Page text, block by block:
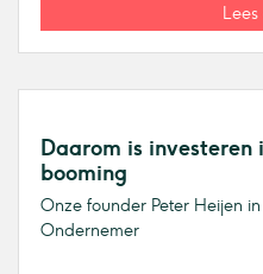
Daarom is investeren
booming
Onze founder Peter Heijen
Ondernemer